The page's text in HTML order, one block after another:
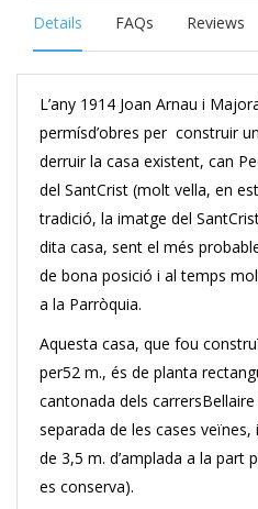
Details FAQs Reviews
L’any 1914 Joan Arnau i
permísd’obres per construir
derruir la casa existent, can
del SantCrist (molt vella, en
tradició, la imatge del
dita casa, sent el més
de bona posició i al temps
a la Parròquia.
Aquesta casa, que fou
per52 m., és de planta
cantonada dels
separada de les cases
de 3,5 m. d’amplada a la part
es conserva).